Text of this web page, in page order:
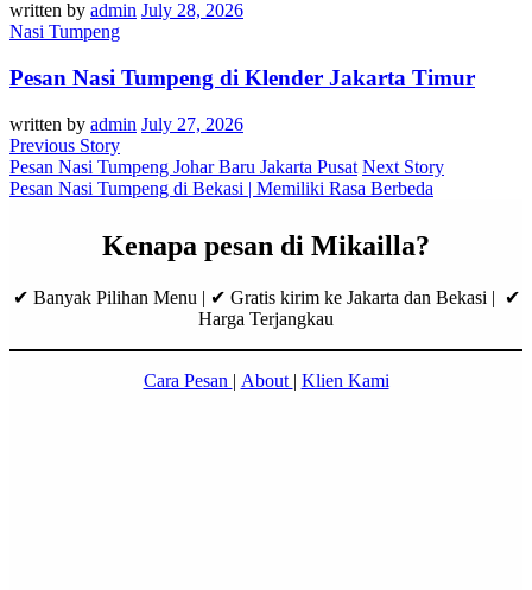
written by admin July 28, 2026
Nasi Tumpeng
Pesan Nasi Tumpeng di Klender Jakarta Timur
written by admin July 27, 2026
Previous Story
Pesan Nasi Tumpeng Johar Baru Jakarta Pusat Next Story
Pesan Nasi Tumpeng di Bekasi | Memiliki Rasa Berbeda
Kenapa pesan di Mikailla?
✔ Banyak Pilihan Menu | ✔ Gratis kirim ke Jakarta dan Bekasi | ✔
Harga Terjangkau
Cara Pesan | About | Klien Kami